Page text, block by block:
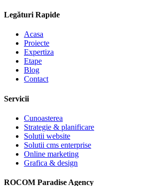
Legături Rapide
Acasa
Proiecte
Expertiza
Etape
Blog
Contact
Servicii
Cunoasterea
Strategie & planificare
Solutii website
Solutii cms enterprise
Online marketing
Grafica & design
ROCOM Paradise Agency